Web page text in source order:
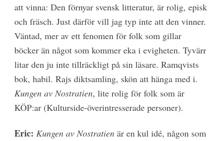
att vinna: Den förnyar svensk litteratur, är rolig, episk
och fräsch. Just därför vill jag typ inte att den vinner.
Väntad, mer av ett fenomen för folk som gillar
böcker än något som kommer eka i evigheten. Tyvärr
litar den ju inte tillräckligt på sin läsare. Ramqvists
bok, habil. Rajs diktsamling, skön att hänga med i.
Kungen av Nostratien, lite rolig för folk som är
KÖP:ar (Kulturside-överintresserade personer).
Eric: Kungen av Nostratienär en kul idé, någon som